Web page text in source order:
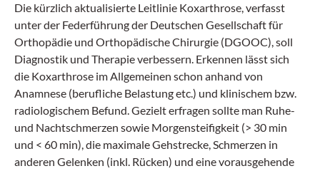
Die kürzlich aktualisierte Leitlinie Koxarthrose, verfasst
unter der Federführung der Deutschen Gesellschaft für
Orthopädie und Orthopädische Chirurgie (DGOOC), soll
Diagnostik und Therapie verbessern. Erkennen lässt sich
die Koxarthrose im Allgemeinen schon anhand von
Anamnese (berufliche Belastung etc.) und klinischem bzw.
radiologischem Befund. Gezielt erfragen sollte man Ruhe-
und Nachtschmerzen sowie Morgensteifigkeit (> 30 min
und < 60 min), die maximale Gehstrecke, Schmerzen in
anderen Gelenken (inkl. Rücken) und eine vorausgehende